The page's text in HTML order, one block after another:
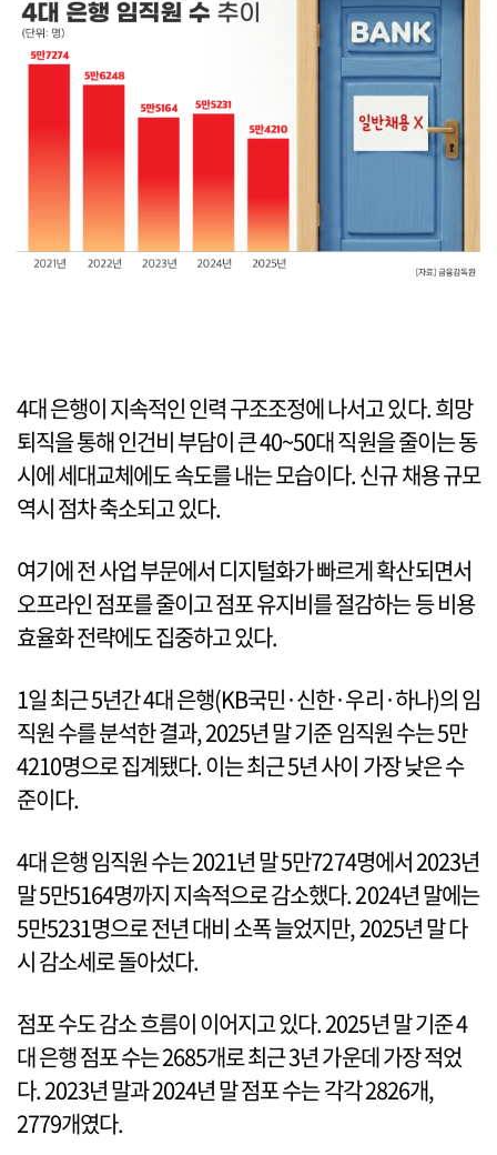
4대 은행이 지속적인 인력 구조조정에 나서고 있다. 희망
퇴직을 통해 인건비 부담이 큰 40~50대 직원을 줄이는 동
시에 세대교체에도 속도를 내는 모습이다. 신규 채용 규모
역시 점차 축소되고 있다.
여기에 전 사업 부문에서 디지털화가 빠르게 확산되면서
오프라인 점포를 줄이고 점포 유지비를 절감하는 등 비용
효율화 전략에도 집중하고 있다.
1일 최근 5년간 4대 은행(KB국민·신한·우리·하나)의 임
직원 수를 분석한 결과, 2025년 말 기준 임직원 수는 5만
4210명으로 집계됐다. 이는 최근 5년 사이 가장 낮은 수
준이다.
4대 은행 임직원 수는 2021년 말 5만7274명에서 2023년
말 5만5164명까지 지속적으로 감소했다. 2024년 말에는
5만5231명으로 전년 대비 소폭 늘었지만, 2025년 말 다
시 감소세로 돌아섰다.
점포 수도 감소 흐름이 이어지고 있다. 2025년 말 기준 4
대 은행 점포 수는 2685개로 최근 3년 가운데 가장 적었
다. 2023년 말과 2024년 말 점포 수는 각각 2826개,
2779개였다.